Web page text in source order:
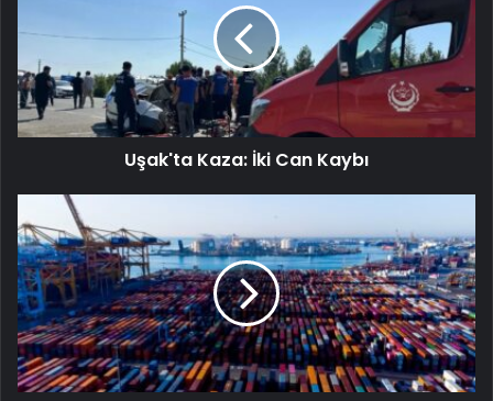
Uşak'ta Kaza: İki Can Kaybı